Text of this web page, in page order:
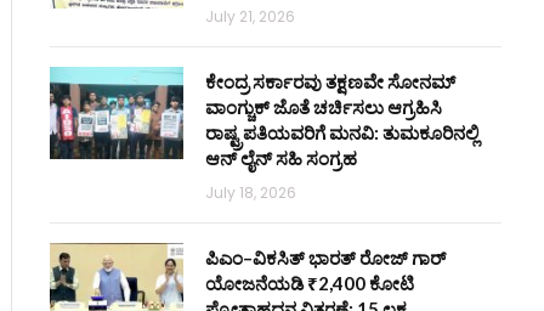
July 21, 2026
ಕೇಂದ್ರ ಸರ್ಕಾರವು ತಕ್ಷಣವೇ ಸೋನಮ್
ವಾಂಗ್ಚುಕ್ ಜೊತೆ ಚರ್ಚಿಸಲು ಆಗ್ರಹಿಸಿ
ರಾಷ್ಟ್ರಪತಿಯವರಿಗೆ ಮನವಿ: ತುಮಕೂರಿನಲ್ಲಿ
ಆನ್‌ ಲೈನ್ ಸಹಿ ಸಂಗ್ರಹ
July 18, 2026
ಪಿಎಂ–ವಿಕಸಿತ್ ಭಾರತ್ ರೋಜ್‌ ಗಾರ್
ಯೋಜನೆಯಡಿ ₹2,400 ಕೋಟಿ